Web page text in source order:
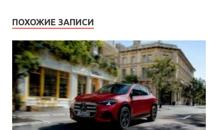
ПОХОЖИЕ ЗАПИСИ